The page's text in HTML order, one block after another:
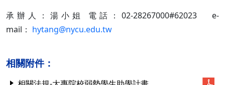
承辦人：湯小姐 電話：02-28267000#62023 e-
mail： hytang@nycu.edu.tw
相關附件：